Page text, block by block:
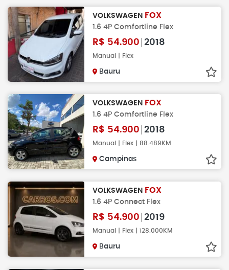
VOLKSWAGEN FOX
1.6 4P Comfortline Flex
R$ 54.900 2018
Manual | Flex
Bauru
VOLKSWAGEN FOX
1.6 4P Comfortline Flex
R$ 54.900 2018
Manual | Flex | 88.489KM
Campinas
VOLKSWAGEN FOX
1.6 4P Connect Flex
R$ 54.900 2019
Manual | Flex | 128.000KM
Bauru